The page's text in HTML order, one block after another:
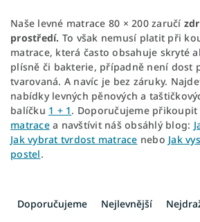
Naše levné matrace 80 × 200 zaručí
prostředí. To však nemusí platit při
matrace, která často obsahuje skryté
plísně či bakterie, případně není dost
tvarovaná. A navíc je bez záruky.
nabídky levných pěnových a
balíčku 1 + 1. Doporučujeme přikoupit
matracea navštívit náš obsáhlý blog:
Jak vybrat tvrdost matrace nebo Jak
postel.
Doporučujeme Nejlevnější